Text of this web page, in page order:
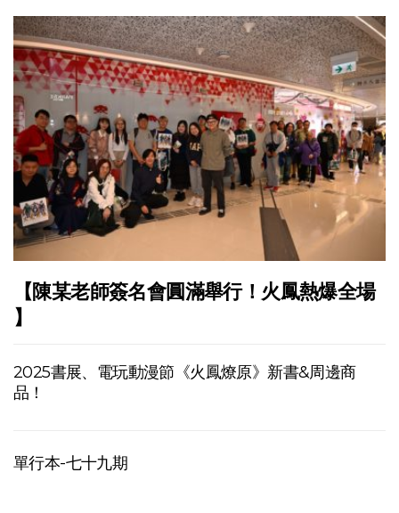
【陳某老師簽名會圓滿舉行！火鳳熱爆全場
】
2025書展、電玩動漫節《火鳳燎原》新書&周邊商
品！
單行本-七十九期